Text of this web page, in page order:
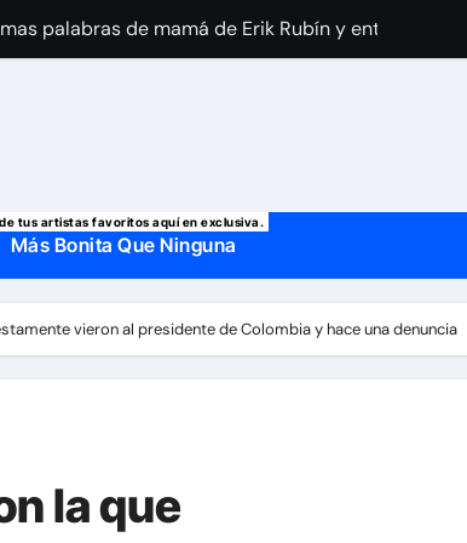
reporte médico sobre Silvia Pinal y confirma el
mensaje a Irina Baeva tras imágenes junto
la muerte de su primer esposo y su
tus artistas favoritos aquí en exclusiva.
Más Bonita Que Ninguna
vieron al presidente de Colombia y hace una denuncia
la que